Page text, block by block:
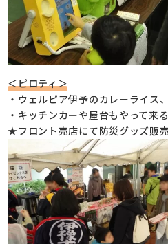
＜ピロティ＞
・ウェルピア伊予のカレーライス
・キッチンカーや屋台もやって来る
★フロント売店にて防災グッズ販売